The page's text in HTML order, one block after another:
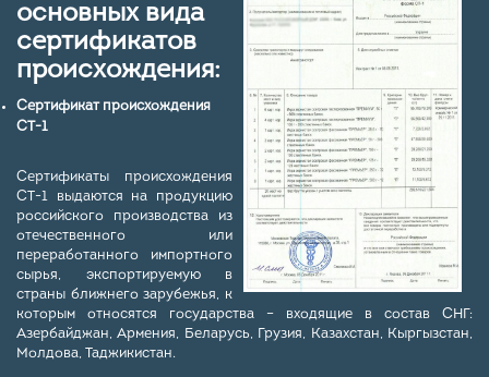
основных вида
сертификатов
происхождения:
Сертификат происхождения
СТ-1
Сертификаты происхождения
СТ-1 выдаются на продукцию
российского производства из
отечественного или
переработанного импортного
сырья, экспортируемую в
страны ближнего зарубежья, к
которым относятся государства – входящие в состав СНГ:
Азербайджан, Армения, Беларусь, Грузия, Казахстан, Кыргызстан,
Молдова, Таджикистан.